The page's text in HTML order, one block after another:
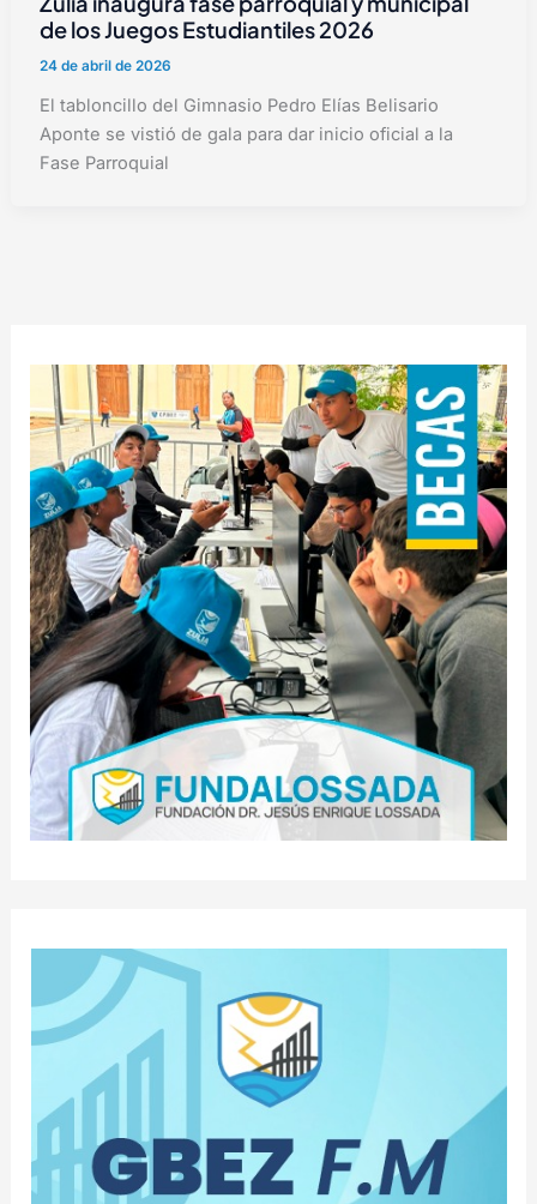
de los Juegos Estudiantiles 2026
24 de abril de 2026
El tabloncillo del Gimnasio Pedro Elías Belisario
Aponte se vistió de gala para dar inicio oficial a la
Fase Parroquial